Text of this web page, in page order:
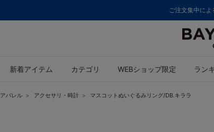
ご注文集中に
新着アイテム カテゴリ WEBショップ限定 ラン
アパレル アクセサリ・時計 マスコットぬいぐるみリング/DB.キララ